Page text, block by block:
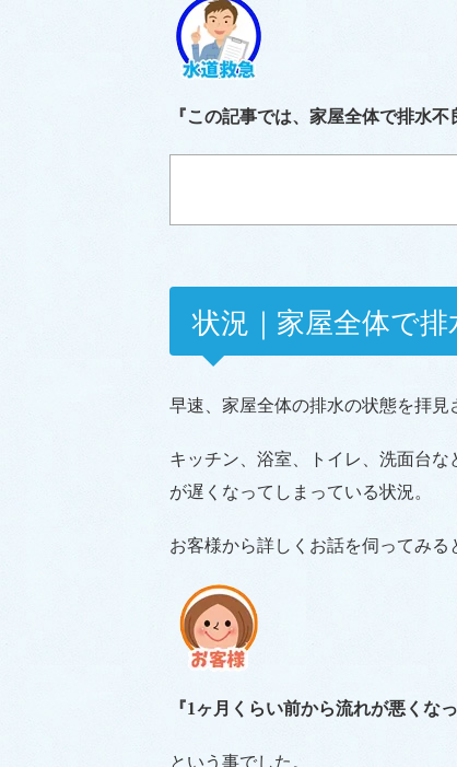
『この記事では、家屋全体で排水
状況｜家屋全体で
早速、家屋全体の排水の状態を拝見
キッチン、浴室、トイレ、洗面台
が遅くなってしまっている状況。
お客様から詳しくお話を伺ってみる
『1ヶ月くらい前から流れが悪くな
という事でした。